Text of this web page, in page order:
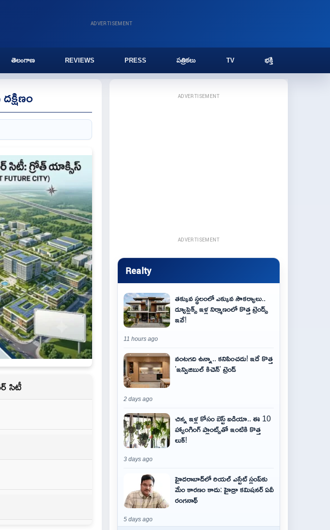
ADVERTISEMENT
తెలంగాణ REVIEWS PRESS పత్రికలు TV భక్తి
సిటీ
ADVERTISEMENT
ADVERTISEMENT
Realty
తక్కువ స్థలంలో ఎక్కువ సౌకర్యాలు..
డ్యూప్లెక్స్ ఇళ్ల నిర్మాణంలో కొత్త ట్రెండ్స్
ఇవే!
11 hours ago
వంటగది ఉన్నా.. కనిపించదు! ఇదే కొత్త
'ఇన్విజిబుల్ కిచెన్' ట్రెండ్
2 days ago
చిన్న ఇళ్ల కోసం బెస్ట్ ఐడియా.. ఈ 10
హ్యాంగింగ్ ప్లాంట్స్‌తో ఇంటికి కొత్త
లుక్!
3 days ago
హైదరాబాద్‌లో రియల్ ఎస్టేట్ స్లంప్‌కు
మేం కారణం కాదు: హైడ్రా కమిషనర్ ఏవీ
రంగనాథ్
5 days ago